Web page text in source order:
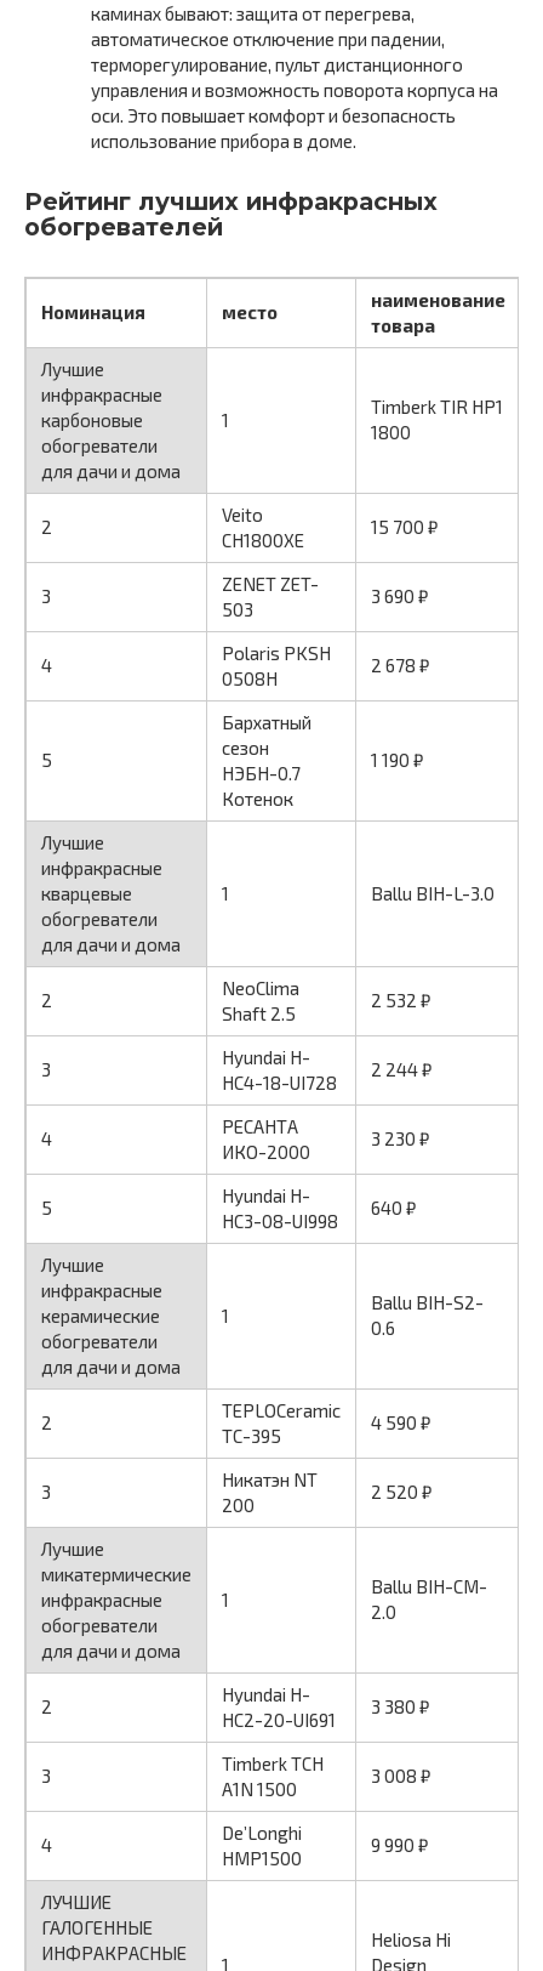
каминах бывают: защита от перегрева,
автоматическое отключение при падении,
терморегулирование, пульт дистанционного
управления и возможность поворота корпуса на
оси. Это повышает комфорт и безопасность
использование прибора в доме.
Рейтинг лучших инфракрасных
обогревателей
Номинация место
наименование
товара
Лучшие
инфракрасные
карбоновые
обогреватели
для дачи и дома
1
Timberk TIR HP1
1800
2
Veito
CH1800XE
15 700 ₽
3
ZENET ZET-
503
3 690 ₽
4
Polaris PKSH
0508H
2 678 ₽
5
Бархатный
сезон
НЭБН-0.7
Котенок
1 190 ₽
Лучшие
инфракрасные
кварцевые
обогреватели
для дачи и дома
1 Ballu BIH-L-3.0
2
NeoClima
Shaft 2.5
2 532 ₽
3
Hyundai H-
HC4-18-UI728
2 244 ₽
4
РЕСАНТА
ИКО-2000
3 230 ₽
5
Hyundai H-
HC3-08-UI998
640 ₽
Лучшие
инфракрасные
керамические
обогреватели
для дачи и дома
1
Ballu BIH-S2-
0.6
2
TEPLOCeramic
ТС-395
4 590 ₽
3
Никатэн NT
200
2 520 ₽
Лучшие
микатермические
инфракрасные
обогреватели
для дачи и дома
1
Ballu BIH-CM-
2.0
2
Hyundai H-
HC2-20-UI691
3 380 ₽
3
Timberk TCH
A1N 1500
3 008 ₽
4
De’Longhi
HMP1500
9 990 ₽
ЛУЧШИЕ
ГАЛОГЕННЫЕ
ИНФРАКРАСНЫЕ
1
Heliosa Hi
Design